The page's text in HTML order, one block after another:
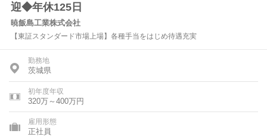
迎◆年休125日
暁飯島工業株式会社
【東証スタンダード市場上場】各種手当をはじめ待遇充実
勤務地
茨城県
初年度年収
320万～400万円
雇用形態
正社員